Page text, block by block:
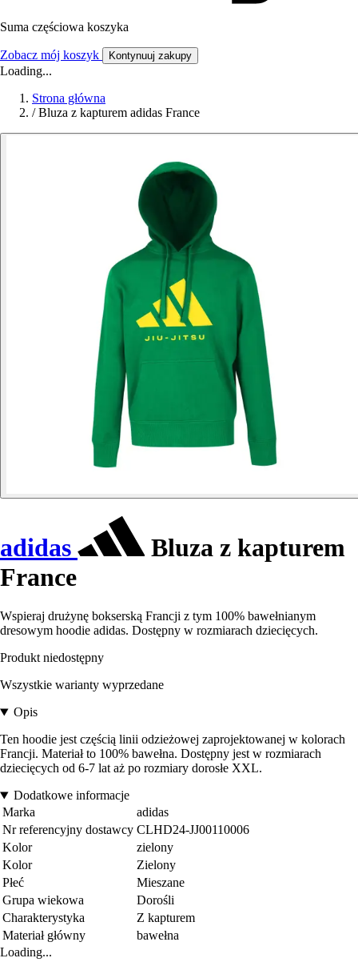
Suma częściowa koszyka
Zobacz mój koszyk Kontynuuj zakupy
Loading...
Strona główna
/ Bluza z kapturem adidas France
adidas
Bluza z kapturem
France
Wspieraj drużynę bokserską Francji z tym 100% bawełnianym
dresowym hoodie adidas. Dostępny w rozmiarach dziecięcych.
Produkt niedostępny
Wszystkie warianty wyprzedane
Opis
Ten hoodie jest częścią linii odzieżowej zaprojektowanej w kolorach
Francji. Materiał to 100% bawełna. Dostępny jest w rozmiarach
dziecięcych od 6-7 lat aż po rozmiary dorosłe XXL.
Dodatkowe informacje
Marka
adidas
Nr referencyjny dostawcy CLHD24-JJ00110006
Kolor
zielony
Kolor
Zielony
Płeć
Mieszane
Grupa wiekowa
Dorośli
Charakterystyka
Z kapturem
Materiał główny
bawełna
Loading...